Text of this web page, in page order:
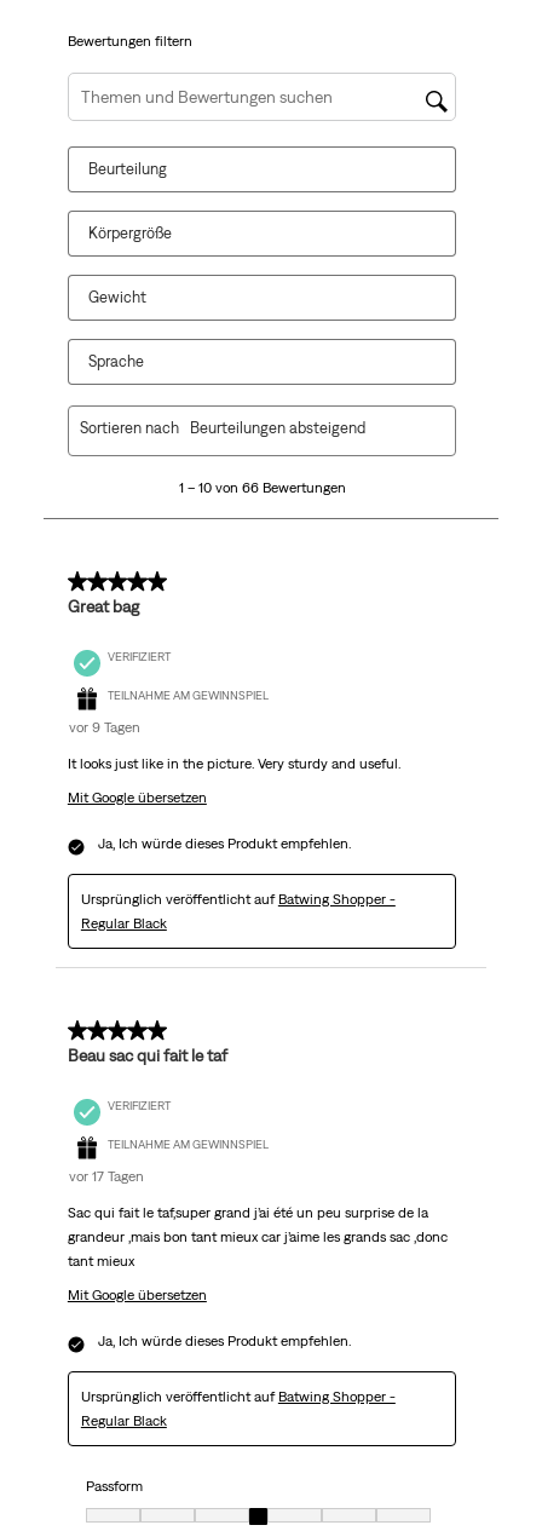
Aktion
wird
das
Eingabeformular
geöffnet.
Aktion
wird
das
Eingabeformular
geöffnet.
wird
das
Eingabeformular
geöffnet.
wird
das
Eingabeformular
geöffnet.
wird
Eingabeformular
geöffnet.
Bewertungen filtern
Suchthemen und Bewertungen Suchregion
Beurteilung
Körpergröße
Gewicht
Sprache
66
1 – 10 von 66 Bewertungen
Sortieren nach Beurteilungen absteigend
5 von 5 Sternen.
Great bag
VERIFIZIERT
TEILNAHME AM GEWINNSPIEL
vor 9 Tagen
It looks just like in the picture. Very sturdy and useful.
Mit Google übersetzen
Ja, Ich würde dieses Produkt empfehlen.
Ursprünglich veröffentlicht auf Batwing Shopper -
Regular Black
5 von 5 Sternen.
Beau sac qui fait le taf
VERIFIZIERT
TEILNAHME AM GEWINNSPIEL
vor 17 Tagen
Sac qui fait le taf,super grand j’ai été un peu surprise de la
grandeur ,mais bon tant mieux car j’aime les grands sac ,donc
tant mieux
Mit Google übersetzen
Ja, Ich würde dieses Produkt empfehlen.
Ursprünglich veröffentlicht auf Batwing Shopper -
Regular Black
Passform
Passform, 4 von 7, wobei 1 gleich Sehr klein ist und 7 gleich Sehr groß